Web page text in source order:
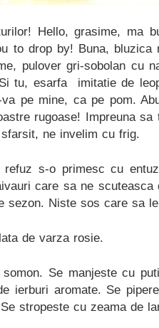
Hello, grasime, ma
to drop by! Buna, bluzica
pulover gri-sobolan cu
tu, esarfa imitatie de
pe mine, ca pe pom.
rugoase! Impreuna
ne invelim cu frig.
refuz s-o primesc cu
care sa ne
sezon. Niste sos care sa
de varza rosie.
Se manjeste cu
ierburi aromate. Se
stropeste cu zeama de